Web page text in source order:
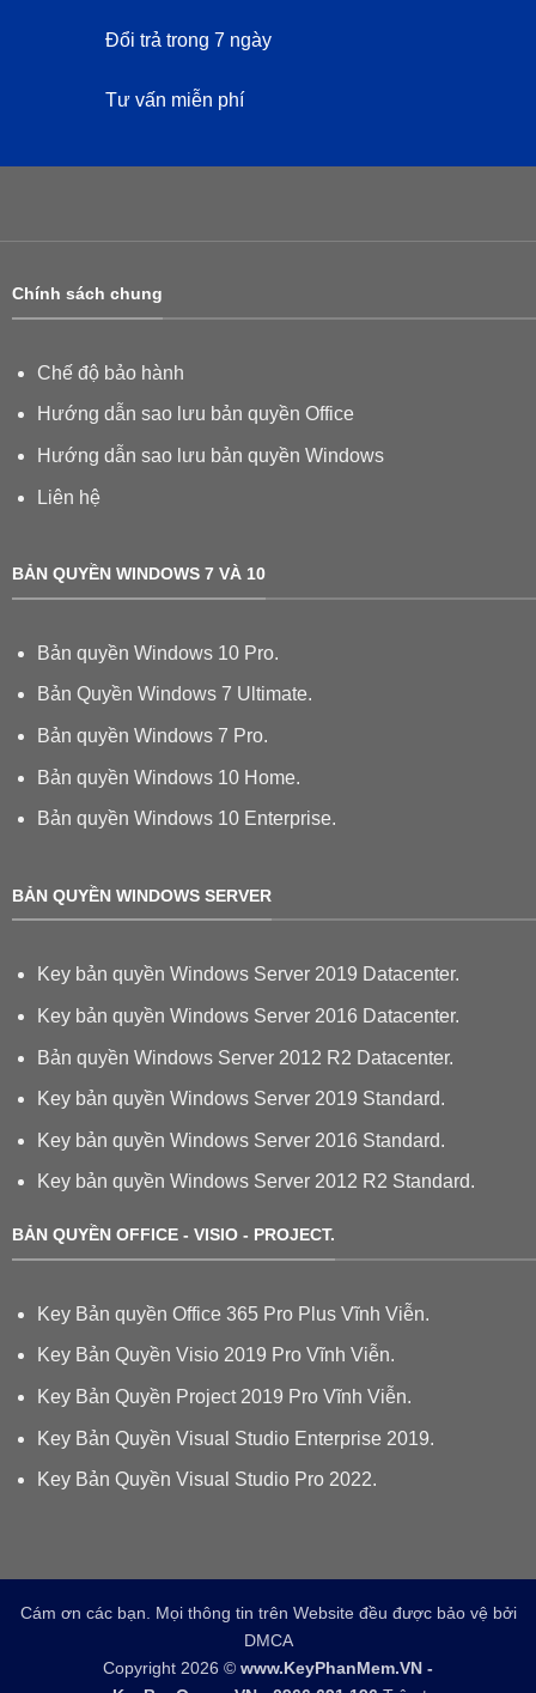
Đổi trả trong 7 ngày
Tư vấn miễn phí
Chính sách chung
Chế độ bảo hành
Hướng dẫn sao lưu bản quyền Office
Hướng dẫn sao lưu bản quyền Windows
Liên hệ
BẢN QUYỀN WINDOWS 7 VÀ 10
Bản quyền Windows 10 Pro.
Bản Quyền Windows 7 Ultimate.
Bản quyền Windows 7 Pro.
Bản quyền Windows 10 Home.
Bản quyền Windows 10 Enterprise.
BẢN QUYỀN WINDOWS SERVER
Key bản quyền Windows Server 2019 Datacenter.
Key bản quyền Windows Server 2016 Datacenter.
Bản quyền Windows Server 2012 R2 Datacenter.
Key bản quyền Windows Server 2019 Standard.
Key bản quyền Windows Server 2016 Standard.
Key bản quyền Windows Server 2012 R2 Standard.
BẢN QUYỀN OFFICE - VISIO - PROJECT.
Key Bản quyền Office 365 Pro Plus Vĩnh Viễn.
Key Bản Quyền Visio 2019 Pro Vĩnh Viễn.
Key Bản Quyền Project 2019 Pro Vĩnh Viễn.
Key Bản Quyền Visual Studio Enterprise 2019.
Key Bản Quyền Visual Studio Pro 2022.
Cám ơn các bạn. Mọi thông tin trên Website đều được bảo vệ bởi
DMCA
Copyright 2026 © www.KeyPhanMem.VN -